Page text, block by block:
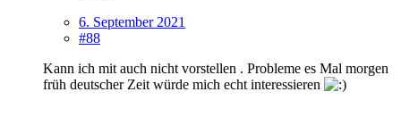
6. September 2021
#88
Kann ich mit auch nicht vorstellen . Probleme es Mal morgen
früh deutscher Zeit würde mich echt interessieren